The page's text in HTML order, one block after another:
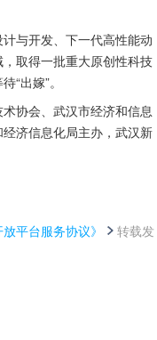
与开发、下一代高性能动
取得一批重大原创性科技
“出嫁”。
协会、武汉市经济和信息
济信息化局主办，武汉新
放平台服务协议》
转载发